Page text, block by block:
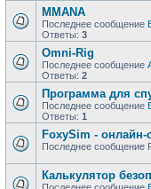
MMANA
Последнее сообщение
Ответы: 3
Omni-Rig
Последнее сообщение
Ответы: 2
Программа для
Последнее сообщение
Ответы: 1
FoxySim - онлайн-
Последнее сообщение
Калькулятор